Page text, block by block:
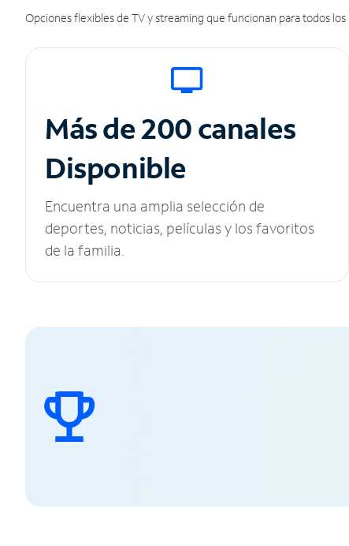
Opciones flexibles de TV y streaming que funcionan para todos
Más de 200 canales
Disponible
Encuentra una amplia selección de
deportes, noticias, películas y los favoritos
de la familia.